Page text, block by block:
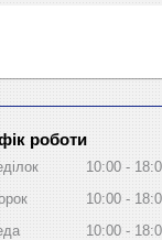
роботи
10:00
10:00
10:00